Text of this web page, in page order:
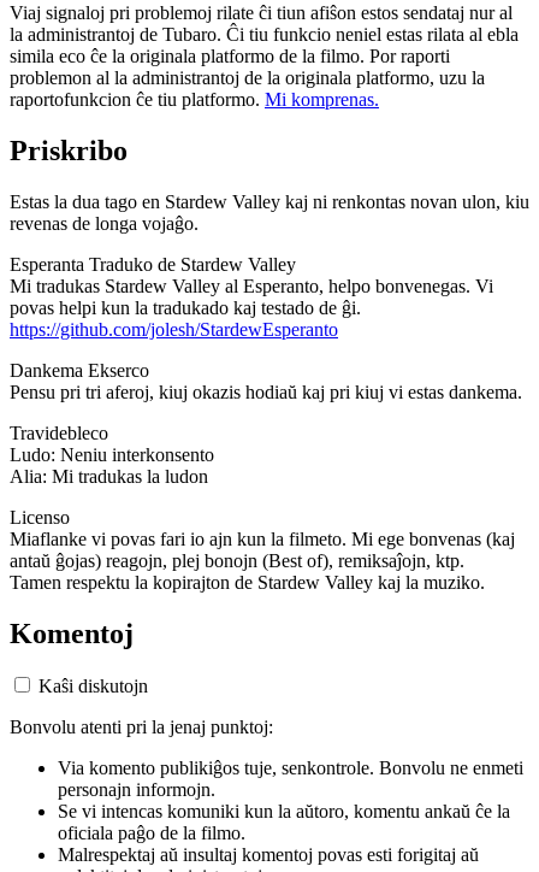
Viaj signaloj pri problemoj rilate ĉi tiun afiŝon estos sendataj nur al
la administrantoj de Tubaro. Ĉi tiu funkcio neniel estas rilata al ebla
simila eco ĉe la originala platformo de la filmo. Por raporti
problemon al la administrantoj de la originala platformo, uzu la
raportofunkcion ĉe tiu platformo. Mi komprenas.
Priskribo
Estas la dua tago en Stardew Valley kaj ni renkontas novan ulon, kiu
revenas de longa vojaĝo.
Esperanta Traduko de Stardew Valley
Mi tradukas Stardew Valley al Esperanto, helpo bonvenegas. Vi
povas helpi kun la tradukado kaj testado de ĝi.
https://github.com/jolesh/StardewEsperanto
Dankema Ekserco
Pensu pri tri aferoj, kiuj okazis hodiaŭ kaj pri kiuj vi estas dankema.
Travidebleco
Ludo: Neniu interkonsento
Alia: Mi tradukas la ludon
Licenso
Miaflanke vi povas fari io ajn kun la filmeto. Mi ege bonvenas (kaj
antaŭ ĝojas) reagojn, plej bonojn (Best of), remiksaĵojn, ktp.
Tamen respektu la kopirajton de Stardew Valley kaj la muziko.
Komentoj
Kaŝi diskutojn
Bonvolu atenti pri la jenaj punktoj:
Via komento publikiĝos tuje, senkontrole. Bonvolu ne enmeti
personajn informojn.
Se vi intencas komuniki kun la aŭtoro, komentu ankaŭ ĉe la
oficiala paĝo de la filmo.
Malrespektaj aŭ insultaj komentoj povas esti forigitaj aŭ